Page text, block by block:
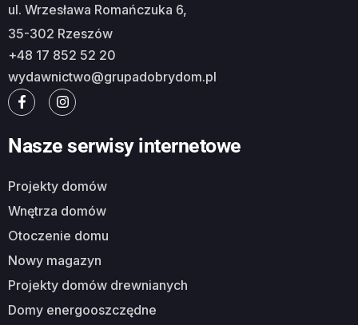
ul. Wrzesława Romańczuka 6,
35-302 Rzeszów
+48 17 852 52 20
wydawnictwo@grupadobrydom.pl
Nasze serwisy internetowe
Projekty domów
Wnętrza domów
Otoczenie domu
Nowy magazyn
Projekty domów drewnianych
Domy energooszczędne